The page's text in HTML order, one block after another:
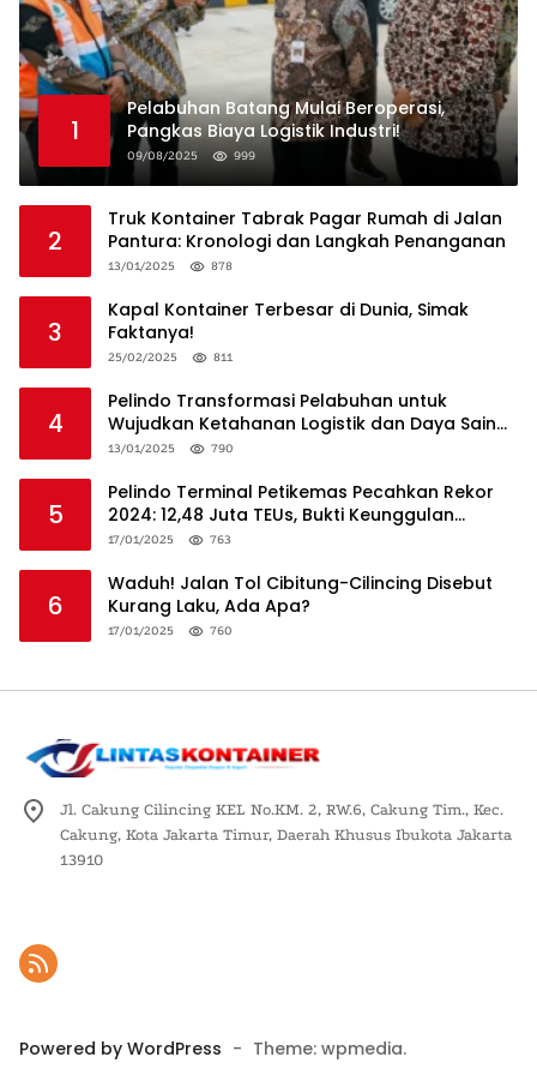
1
Pelabuhan Batang Mulai Beroperasi,
Pangkas Biaya Logistik Industri!
09/08/2025 999
2
Truk Kontainer Tabrak Pagar Rumah di Jalan
Pantura: Kronologi dan Langkah Penanganan
13/01/2025 878
3
Kapal Kontainer Terbesar di Dunia, Simak
Faktanya!
25/02/2025 811
4
Pelindo Transformasi Pelabuhan untuk
Wujudkan Ketahanan Logistik dan Daya Saing
Global
13/01/2025 790
5
Pelindo Terminal Petikemas Pecahkan Rekor
2024: 12,48 Juta TEUs, Bukti Keunggulan
Logistik Nasional
17/01/2025 763
6
Waduh! Jalan Tol Cibitung-Cilincing Disebut
Kurang Laku, Ada Apa?
17/01/2025 760
Jl. Cakung Cilincing KEL No.KM. 2, RW.6, Cakung Tim., Kec.
Cakung, Kota Jakarta Timur, Daerah Khusus Ibukota Jakarta
13910
Powered by WordPress - Theme: wpmedia.